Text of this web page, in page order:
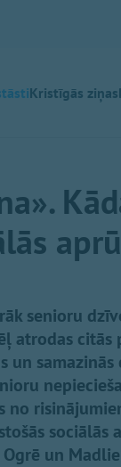
Kristīgās ziņas
senioru
atrodas citās
un
no
sociālās
un